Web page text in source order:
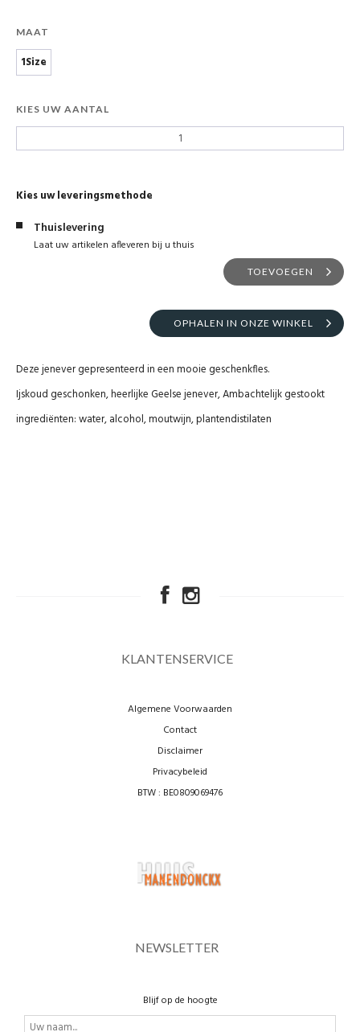
MAAT
1Size
KIES UW AANTAL
Kies uw leveringsmethode
Thuislevering
Laat uw artikelen afleveren bij u thuis
TOEVOEGEN
OPHALEN IN ONZE WINKEL
Deze jenever gepresenteerd in een mooie geschenkfles.
Ijskoud geschonken, heerlijke Geelse jenever, Ambachtelijk gestookt
ingrediënten: water, alcohol, moutwijn, plantendistilaten
KLANTENSERVICE
Algemene Voorwaarden
Contact
Disclaimer
Privacybeleid
BTW : BE0809069476
NEWSLETTER
Blijf op de hoogte